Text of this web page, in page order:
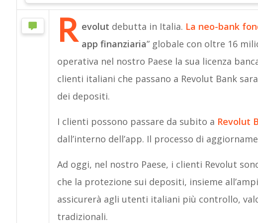
R evolut debutta in Italia. La neo-bank
app finanziaria” globale con oltre 16
operativa nel nostro Paese la sua licenza
clienti italiani che passano a Revolut Bank
dei depositi.
I clienti possono passare da subito a Revolut
dall’interno dell’app. Il processo di
Ad oggi, nel nostro Paese, i clienti Revolut
che la protezione sui depositi, insieme
assicurerà agli utenti italiani più controllo,
tradizionali.